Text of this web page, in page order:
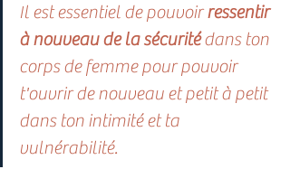
Il est essentiel de pouvoir ressentir
à nouveau de la sécurité dans ton
corps de femme pour pouvoir
t'ouvrir de nouveau et petit à petit
dans ton intimité et ta
vulnérabilité.